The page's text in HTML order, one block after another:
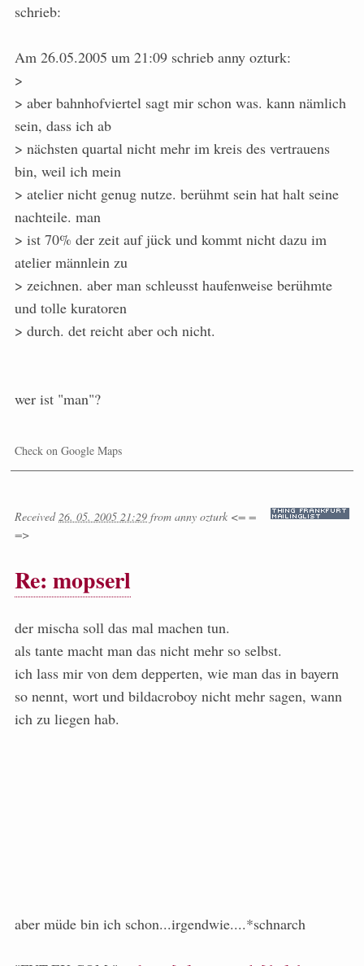
schrieb:
Am 26.05.2005 um 21:09 schrieb anny ozturk:
>
> aber bahnhofviertel sagt mir schon was. kann nämlich
sein, dass ich ab
> nächsten quartal nicht mehr im kreis des vertrauens
bin, weil ich mein
> atelier nicht genug nutze. berühmt sein hat halt seine
nachteile. man
> ist 70% der zeit auf jück und kommt nicht dazu im
atelier männlein zu
> zeichnen. aber man schleusst haufenweise berühmte
und tolle kuratoren
> durch. det reicht aber och nicht.
wer ist "man"?
Check on Google Maps
Received26. 05. 2005 21:29 from anny ozturk <= =
=>
Re: mopserl
der mischa soll das mal machen tun.
als tante macht man das nicht mehr so selbst.
ich lass mir von dem depperten, wie man das in bayern
so nennt, wort und bildacroboy nicht mehr sagen, wann
ich zu liegen hab.
aber müde bin ich schon...irgendwie....*schnarch